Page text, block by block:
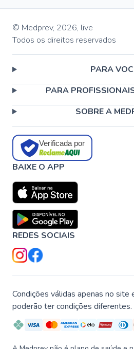
© Medprev, 2026, live
Todos os direitos reservados
PARA
PARA
SOBRE A
Verificada por
BAIXE O APP
REDES SOCIAIS
Condições válidas apenas no site
poderão ter condições diferentes.